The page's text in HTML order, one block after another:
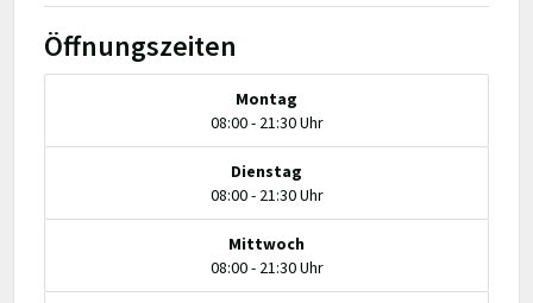
Öffnungszeiten
Montag
08:00 - 21:30 Uhr
Dienstag
08:00 - 21:30 Uhr
Mittwoch
08:00 - 21:30 Uhr